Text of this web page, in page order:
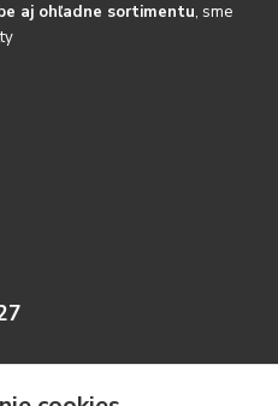
aj ohľadne sortimentu, sme